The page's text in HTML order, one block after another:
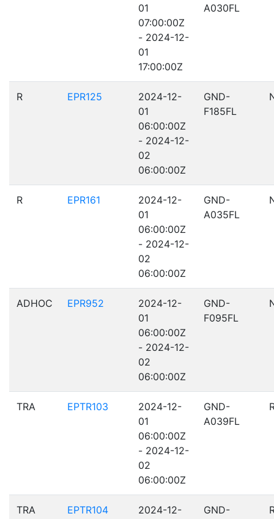
01
07:00:00Z
- 2024-12-
01
17:00:00Z
A030FL
R EPR125
2024-12-
01
06:00:00Z
- 2024-12-
02
06:00:00Z
GND-
F185FL
R EPR161
2024-12-
01
06:00:00Z
- 2024-12-
02
06:00:00Z
GND-
A035FL
ADHOC EPR952
2024-12-
01
06:00:00Z
- 2024-12-
02
06:00:00Z
GND-
F095FL
TRA EPTR103
2024-12-
01
06:00:00Z
- 2024-12-
02
06:00:00Z
GND-
A039FL
TRA EPTR104
2024-12-
GND-